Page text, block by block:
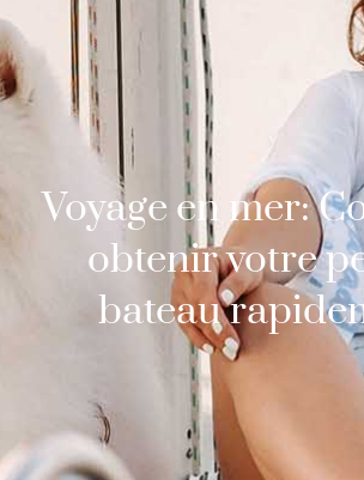
Voyage en mer:
obtenir votre
bateau